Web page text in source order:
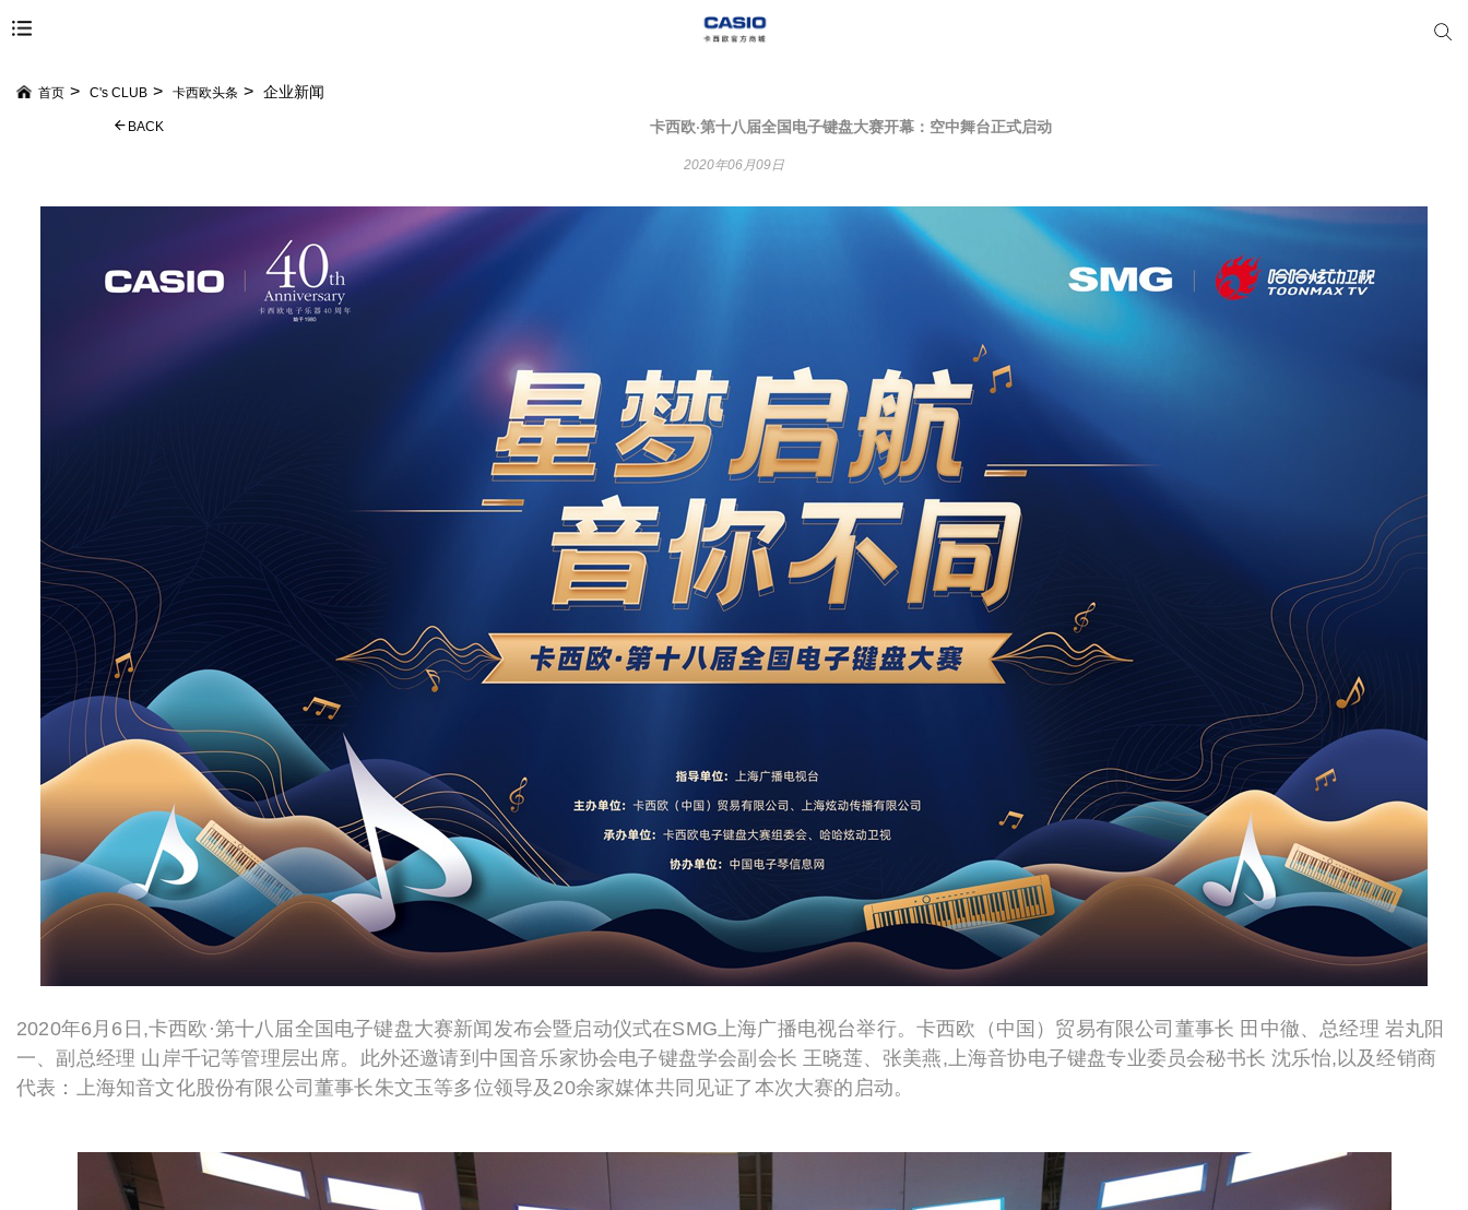
首页 C's CLUB 卡西欧头条 企业新闻
卡西欧·第十八届全国电子键盘大赛开幕：空中舞台正式启动
BACK
2020年06月09日
2020年6月6日,卡西欧·第十八届全国电子键盘大赛新闻发布会暨启动仪式在SMG 上海广播电视台举行。卡西欧（中国）贸易有限公司董事长 田中徹、总经理 岩丸阳
一、副总经理 山岸千记等管理层出席。此外还邀请到中国音乐家协会电子键盘学会副会长 王晓莲、张美燕,上海音协电子键盘专业委员会秘书长 沈乐怡,以及经销商
代表：上海知音文化股份有限公司董事长朱文玉等多位领导及20余家媒体共同见证了本次大赛的启动。